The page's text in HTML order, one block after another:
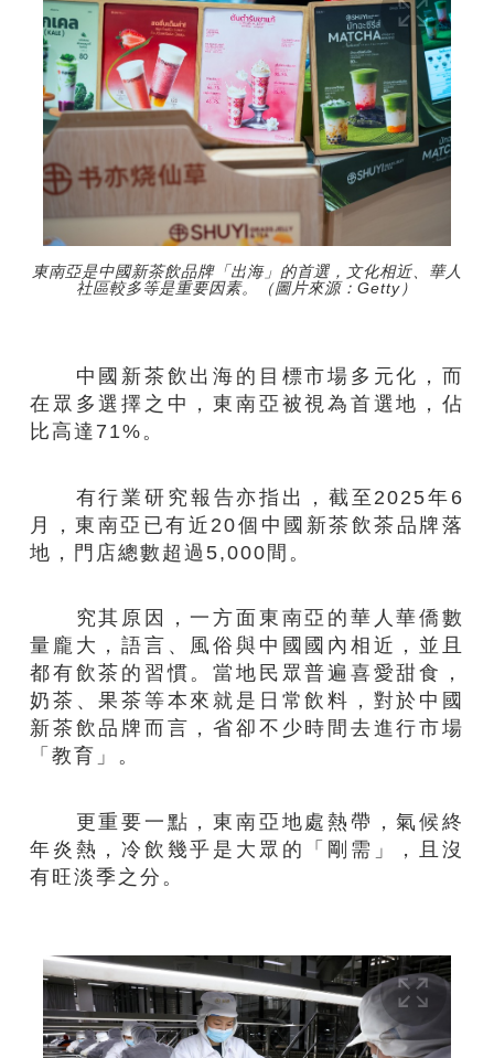
東南亞是中國新茶飲品牌「出海」的首選，文化相近、華人
社區較多等是重要因素。（圖片來源：Getty）
中國新茶飲出海的目標市場多元化，而
在眾多選擇之中，東南亞被視為首選地，佔
比高達71%。
有行業研究報告亦指出，截至2025年6
月，東南亞已有近20個中國新茶飲茶品牌落
地，門店總數超過5,000間。
究其原因，一方面東南亞的華人華僑數
量龐大，語言、風俗與中國國內相近，並且
都有飲茶的習慣。當地民眾普遍喜愛甜食，
奶茶、果茶等本來就是日常飲料，對於中國
新茶飲品牌而言，省卻不少時間去進行市場
「教育」。
更重要一點，東南亞地處熱帶，氣候終
年炎熱，冷飲幾乎是大眾的「剛需」，且沒
有旺淡季之分。